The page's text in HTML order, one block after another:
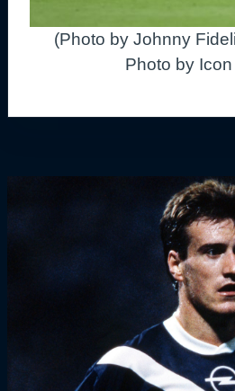
(Photo by Johnny
Photo by